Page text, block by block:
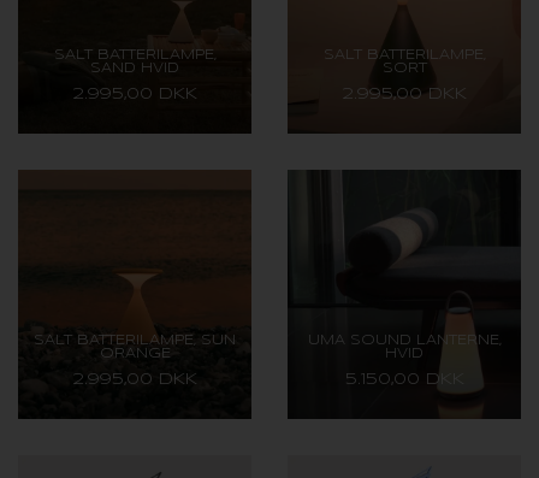
SALT BATTERILAMPE,
SAND HVID
2.995,00 DKK
SALT BATTERILAMPE,
SORT
2.995,00 DKK
SALT BATTERILAMPE, SUN
ORANGE
2.995,00 DKK
UMA SOUND LANTERNE,
HVID
5.150,00 DKK